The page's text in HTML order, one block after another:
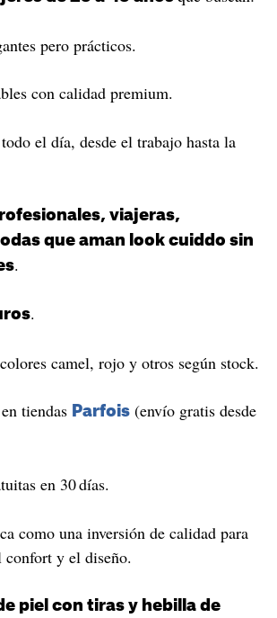
pero prácticos.
con calidad premium.
el día, desde el trabajo hasta la
viajeras,
que aman look cuiddo sin
.
.
camel, rojo y otros según stock.
tiendas Parfois(envío gratis desde
en 30 días.
como una inversión de calidad para
confort y el diseño.
piel con tiras y hebilla de